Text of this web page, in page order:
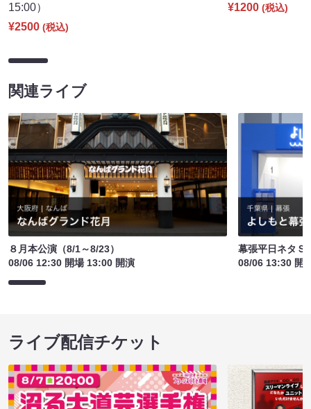
15:00）
¥2500 (税込)
¥1200 (税込)
関連ライブ
８月本公演（8/1～8/23）
08/06 12:30 開場 13:00 開演
幕張平日ネタＳ
08/06 13:30 開
ライブ配信チケット